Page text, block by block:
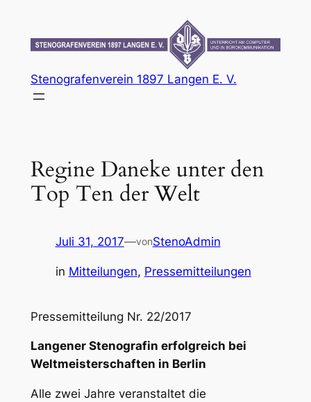
springen
Stenografenverein 1897 Langen E. V.
Regine Daneke unter den
Top Ten der Welt
Juli 31, 2017—vonStenoAdmin
in Mitteilungen, Pressemitteilungen
Pressemitteilung Nr. 22/2017
Langener Stenografin erfolgreich bei
Weltmeisterschaften in Berlin
Alle zwei Jahre veranstaltet die